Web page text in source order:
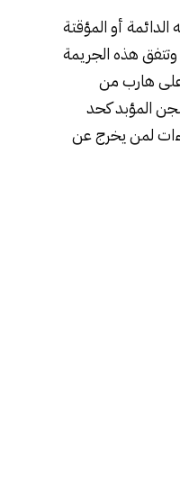
أو المؤقتة
هذه الجريمة
على هارب من
المؤبد كحد
لمن يخرج عن